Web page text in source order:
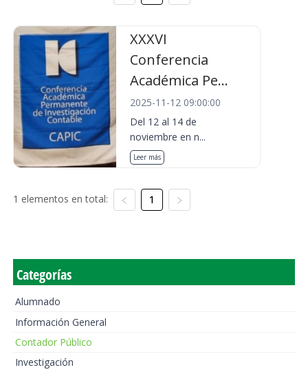
XXXVI
Conferencia
Académica Pe...
2025-11-12 09:00:00
Del 12 al 14 de
noviembre en n...
Leer más
1 elementos en total: 1
Categorías
Alumnado
Información General
Contador Público
Investigación